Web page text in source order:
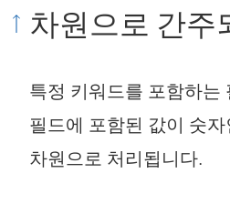
차원으로 간주
특정 키워드를 포함하는
필드에 포함된 값이 숫
차원으로 처리됩니다.